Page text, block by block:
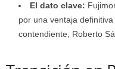
El dato clave:
por una ventaja
contendiente, Roberto